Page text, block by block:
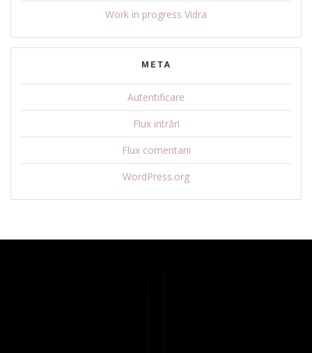
Work in progress Vidra
META
Autentificare
Flux intrări
Flux comentarii
WordPress.org